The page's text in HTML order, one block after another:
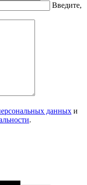
Введите,
данных и
.